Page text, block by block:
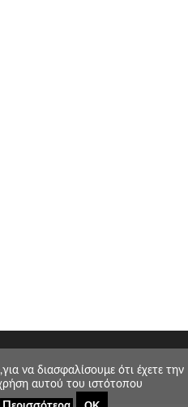
να διασφαλίσουμε ότι έχετε την
αυτού του ιστότοπου